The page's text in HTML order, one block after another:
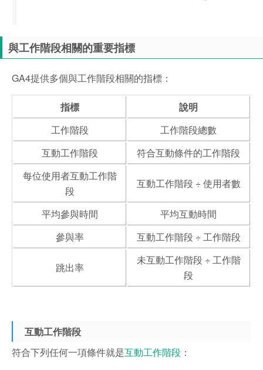
與工作階段相關的重要指標
GA4提供多個與工作階段相關的指標：
指標
說明
工作階段
工作階段總數
互動工作階段
符合互動條件的工作階段
每位使用者互動工作階
段
互動工作階段 ÷ 使用者數
平均參與時間
平均互動時間
參與率
互動工作階段 ÷ 工作階段
跳出率
未互動工作階段 ÷ 工作階
段
互動工作階段
符合下列任何一項條件就是互動工作階段 ：